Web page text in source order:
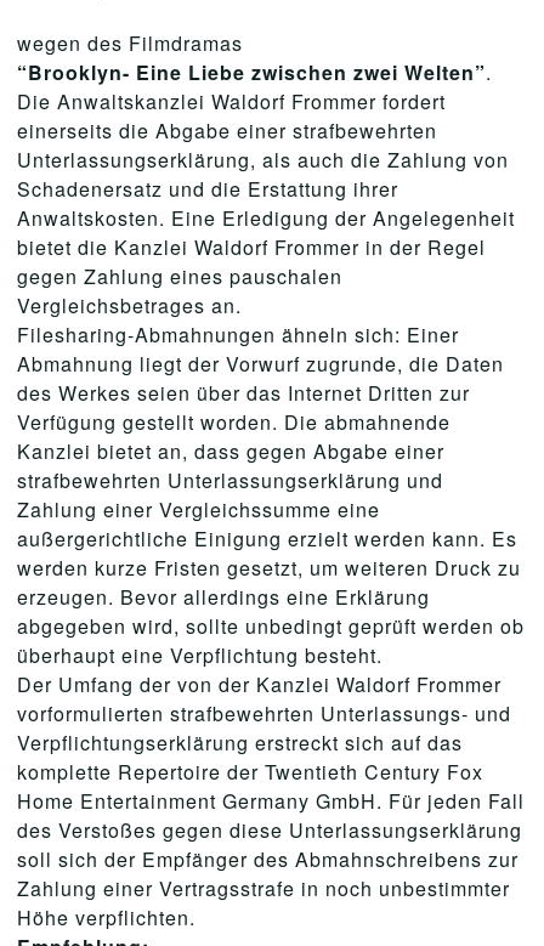
wegen des Filmdramas
“Brooklyn- Eine Liebe zwischen zwei Welten”.
Die Anwaltskanzlei Waldorf Frommer fordert
einerseits die Abgabe einer strafbewehrten
Unterlassungserklärung, als auch die Zahlung von
Schadenersatz und die Erstattung ihrer
Anwaltskosten. Eine Erledigung der Angelegenheit
bietet die Kanzlei Waldorf Frommer in der Regel
gegen Zahlung eines pauschalen
Vergleichsbetrages an.
Filesharing-Abmahnungen ähneln sich: Einer
Abmahnung liegt der Vorwurf zugrunde, die Daten
des Werkes seien über das Internet Dritten zur
Verfügung gestellt worden. Die abmahnende
Kanzlei bietet an, dass gegen Abgabe einer
strafbewehrten Unterlassungserklärung und
Zahlung einer Vergleichssumme eine
außergerichtliche Einigung erzielt werden kann. Es
werden kurze Fristen gesetzt, um weiteren Druck zu
erzeugen. Bevor allerdings eine Erklärung
abgegeben wird, sollte unbedingt geprüft werden ob
überhaupt eine Verpflichtung besteht.
Der Umfang der von der Kanzlei Waldorf Frommer
vorformulierten strafbewehrten Unterlassungs- und
Verpflichtungserklärung erstreckt sich auf das
komplette Repertoire der Twentieth Century Fox
Home Entertainment Germany GmbH. Für jeden Fall
des Verstoßes gegen diese Unterlassungserklärung
soll sich der Empfänger des Abmahnschreibens zur
Zahlung einer Vertragsstrafe in noch unbestimmter
Höhe verpflichten.